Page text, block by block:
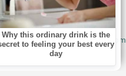
Юмор, сатира
© 2010-2026Audiobook-mp3.com